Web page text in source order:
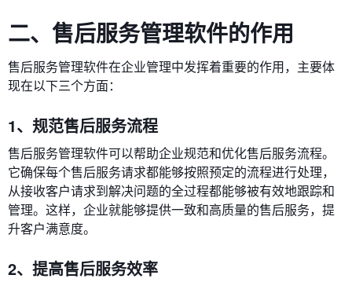
二、售后服务管理软件的作用
售后服务管理软件在企业管理中发挥着重要的作用，主要体
现在以下三个方面：
1、规范售后服务流程
售后服务管理软件可以帮助企业规范和优化售后服务流程。
它确保每个售后服务请求都能够按照预定的流程进行处理，
从接收客户请求到解决问题的全过程都能够被有效地跟踪和
管理。这样，企业就能够提供一致和高质量的售后服务，提
升客户满意度。
2、提高售后服务效率